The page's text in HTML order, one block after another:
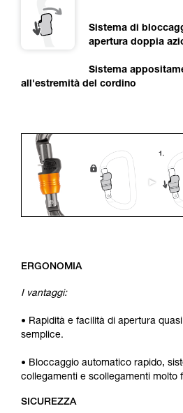
Sistema di
apertura doppia
Sistema
all'estremità del cordino
ERGONOMIA
I vantaggi:
• Rapidità e facilità di apertura
semplice.
• Bloccaggio automatico rapido,
collegamenti e scollegamenti molto
SICUREZZA